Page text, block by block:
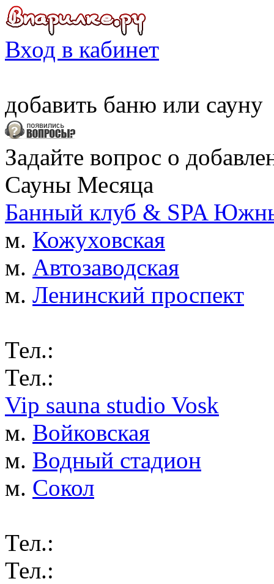
Вход в кабинет
добавить баню или сауну
Задайте вопрос о
Сауны Месяца
Банный клуб & SPA
м. Кожуховская
м. Автозаводская
м. Ленинский проспект
Тел.:
Тел.:
Vip sauna studio Vosk
м. Войковская
м. Водный стадион
м. Сокол
Тел.:
Тел.: